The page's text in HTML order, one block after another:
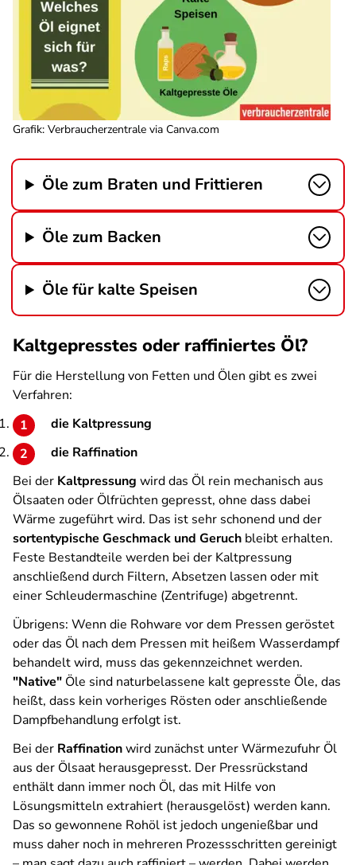
Grafik: Verbraucherzentrale via Canva.com
Öle zum Braten und Frittieren
Öle zum Backen
Öle für kalte Speisen
Kaltgepresstes oder raffiniertes Öl?
Für die Herstellung von Fetten und Ölen gibt es zwei
Verfahren:
die Kaltpressung
die Raffination
Bei der Kaltpressung wird das Öl rein mechanisch aus
Ölsaaten oder Ölfrüchten gepresst, ohne dass dabei
Wärme zugeführt wird. Das ist sehr schonend und der
sortentypische Geschmack und Geruch bleibt erhalten.
Feste Bestandteile werden bei der Kaltpressung
anschließend durch Filtern, Absetzen lassen oder mit
einer Schleudermaschine (Zentrifuge) abgetrennt.
Übrigens: Wenn die Rohware vor dem Pressen geröstet
oder das Öl nach dem Pressen mit heißem Wasserdampf
behandelt wird, muss das gekennzeichnet werden.
"Native" Öle sind naturbelassene kalt gepresste Öle, das
heißt, dass kein vorheriges Rösten oder anschließende
Dampfbehandlung erfolgt ist.
Bei der Raffinationwird zunächst unter Wärmezufuhr Öl
aus der Ölsaat herausgepresst. Der Pressrückstand
enthält dann immer noch Öl, das mit Hilfe von
Lösungsmitteln extrahiert (herausgelöst) werden kann.
Das so gewonnene Rohöl ist jedoch ungenießbar und
muss daher noch in mehreren Prozessschritten gereinigt